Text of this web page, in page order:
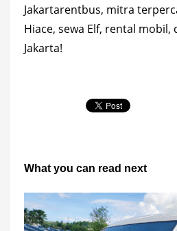
Jakartarentbus, mitra
Hiace, sewa Elf, rental mobil,
Jakarta!
What you can read next